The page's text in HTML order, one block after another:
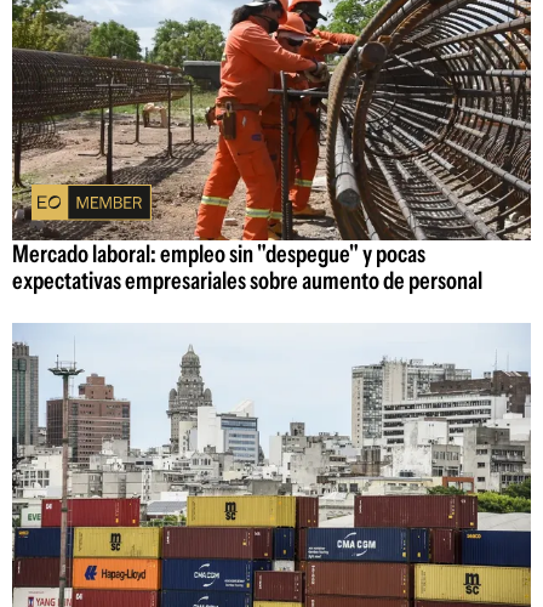
Mercado laboral: empleo sin "despegue" y pocas
expectativas empresariales sobre aumento de personal